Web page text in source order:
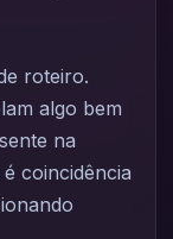
roteiro.
algo bem
na
coincidência